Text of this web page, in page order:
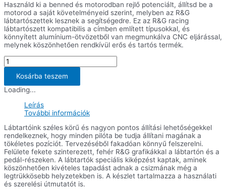
Használd ki a benned és motorodban rejlő potenciált, állítsd be a
motorod a saját követelményeid szerint, melyben az R&G
lábtartószettek lesznek a segítségedre. Ez az R&G racing
lábtartószett kompatibilis a címben említett típusokkal, és
könnyített alumínium-ötvözetből van megmunkálva CNC eljárással,
melynek köszönhetően rendkívül erős és tartós termék.
Állítható
lábtartószett
SUZUKI
GSXR-
1000
mennyiség
Kosárba teszem
Loading...
Leírás
További információk
Lábtartóink széles körű és nagyon pontos állítási lehetőségekkel
rendelkeznek, hogy minden pilóta be tudja állítani magának a
tökéletes pozíciót. Tervezéséből fakadóan könnyű felszerelni.
Felülete fekete szinterezett, fehér R&G grafikákkal a lábtartón és a
pedál-részeken. A lábtartók speciális kiképzést kaptak, aminek
köszönhetően kivételes tapadást adnak a csizmának még a
legtrükkösebb helyzetekben is. A készlet tartalmazza a használati
és szerelési útmutatót is.